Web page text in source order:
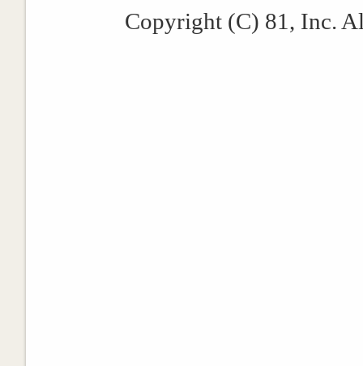
Copyright (C) 81, Inc.